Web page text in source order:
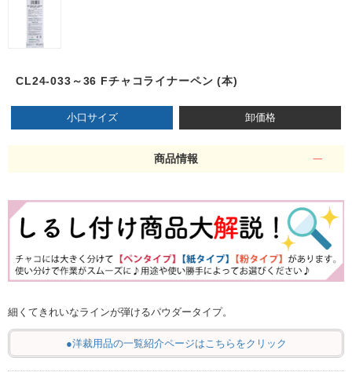
CL24-033～36 Fチャコライナーペン (本)
小口サイズ 卸価格
商品情報
細くてきれいなラインが弾けるパウダータイプ。
●洋裁用品の一覧紹介ページはこちらをクリック